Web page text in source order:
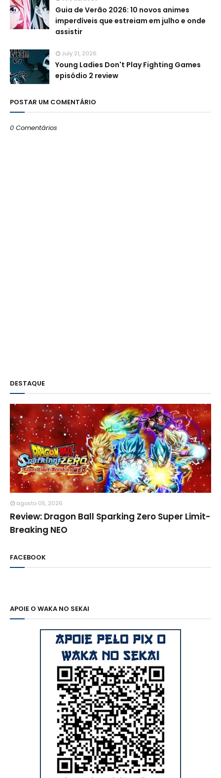
Guia de Verão 2026: 10 novos animes
imperdíveis que estreiam em julho e onde
assistir
July 21, 2026
Young Ladies Don't Play Fighting Games
episódio 2 review
POSTAR UM COMENTÁRIO
0 Comentários
DESTAQUE
agosto 05, 2026
Review: Dragon Ball Sparking Zero Super Limit-
Breaking NEO
FACEBOOK
APOIE O WAKA NO SEKAI